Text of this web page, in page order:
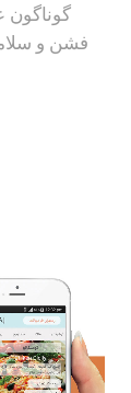
گوناگون
فشن و